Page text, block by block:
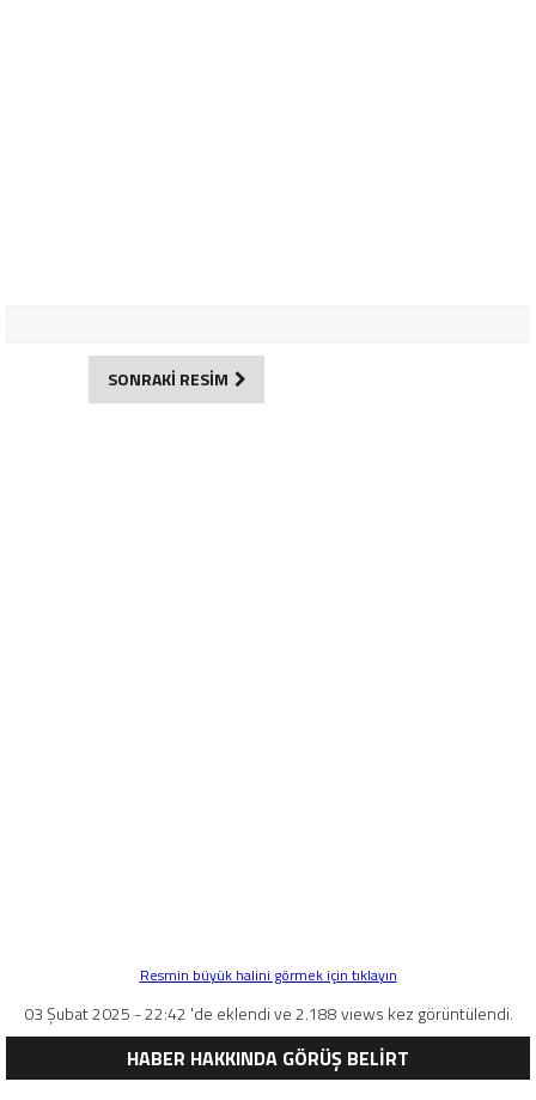
SONRAKİ RESİM
Resmin büyük halini görmek için tıklayın
03 Şubat 2025 - 22:42 'de eklendi ve 2.188 views kez görüntülendi.
HABER HAKKINDA GÖRÜŞ BELİRT